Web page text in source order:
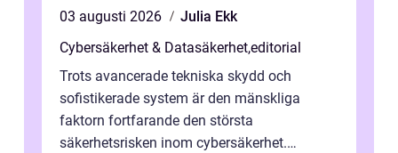
03 augusti 2026
Julia Ekk
Cybersäkerhet & Datasäkerhet,editorial
Trots avancerade tekniska skydd och
sofistikerade system är den mänskliga
faktorn fortfarande den största
säkerhetsrisken inom cybersäkerhet.